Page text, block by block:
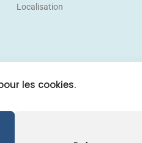
les cookies.
Localisation